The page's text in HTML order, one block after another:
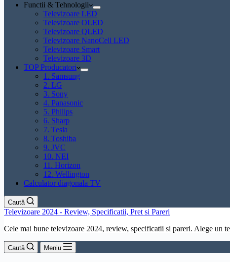
Functii & Tehnologii
Televizoare LED
Televizoare OLED
Televizoare QLED
Televizoare NanoCell LED
Televizoare Smart
Televizoare 3D
TOP Producatori
1. Samsung
2. LG
3. Sony
4. Panasonic
5. Philips
6. Sharp
7. Tesla
8. Toshiba
9. JVC
10. NEI
11. Horizon
12. Wellington
Calculator diagonala TV
Caută
Televizoare 2024 - Review, Specificatii, Pret si Pareri
Cele mai bune televizoare 2024, review, specificatii si pareri. Alege un
Caută Meniu